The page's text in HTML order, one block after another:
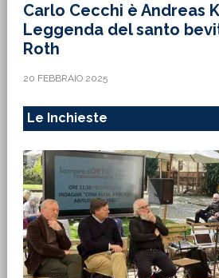
Carlo Cecchi è Andreas
Leggenda del santo
Roth
20 FEBBRAIO 2025
Le Inchieste